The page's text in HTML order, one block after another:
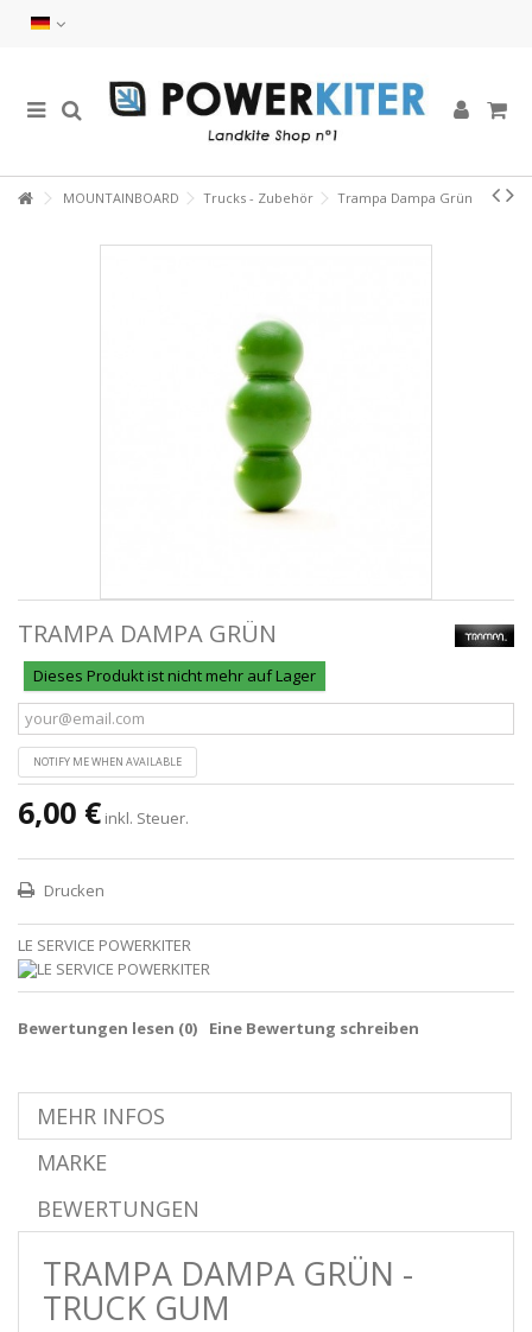
MOUNTAINBOARD Trucks - Zubehör Trampa Dampa Grün
TRAMPA DAMPA GRÜN
Dieses Produkt ist nicht mehr auf Lager
NOTIFY ME WHEN AVAILABLE
6,00 € inkl. Steuer.
Drucken
LE SERVICE POWERKITER
Bewertungen lesen (0) Eine Bewertung schreiben
MEHR INFOS
MARKE
BEWERTUNGEN
TRAMPA DAMPA GRÜN -
TRUCK GUM